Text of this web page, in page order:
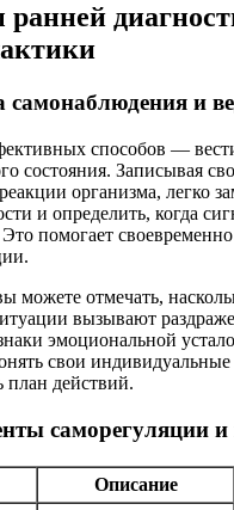
и
способов —
состояния. Записывая
организма, легко
и определить, когда
Это помогает
можете отмечать,
вызывают
эмоциональной
свои
план действий.
саморегуляции
Описание